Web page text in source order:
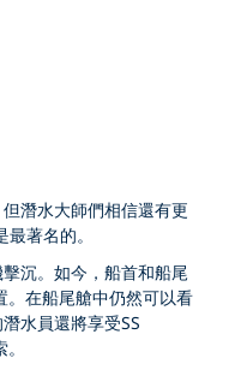
潛水大師們相信還有更
著名的。
沉。如今，船首和船尾
在船尾艙中仍然可以看
水員還將享受SS